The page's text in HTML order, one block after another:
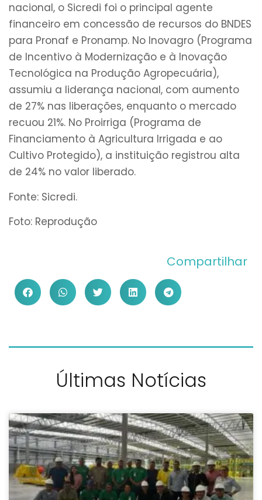
nacional, o Sicredi foi o principal agente
financeiro em concessão de recursos do BNDES
para Pronaf e Pronamp. No Inovagro (Programa
de Incentivo à Modernização e à Inovação
Tecnológica na Produção Agropecuária),
assumiu a liderança nacional, com aumento
de 27% nas liberações, enquanto o mercado
recuou 21%. No Proirriga (Programa de
Financiamento à Agricultura Irrigada e ao
Cultivo Protegido), a instituição registrou alta
de 24% no valor liberado.
Fonte: Sicredi.
Foto: Reprodução
Compartilhar
Últimas Notícias